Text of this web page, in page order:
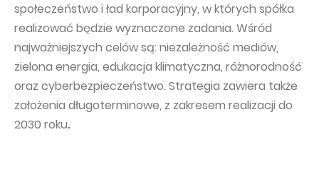
społeczeństwo i ład korporacyjny, w których spółka
realizować będzie wyznaczone zadania. Wśród
najważniejszych celów są: niezależność mediów,
zielona energia, edukacja klimatyczna, różnorodność
oraz cyberbezpieczeństwo. Strategia zawiera także
założenia długoterminowe, z zakresem realizacji do
2030 roku.